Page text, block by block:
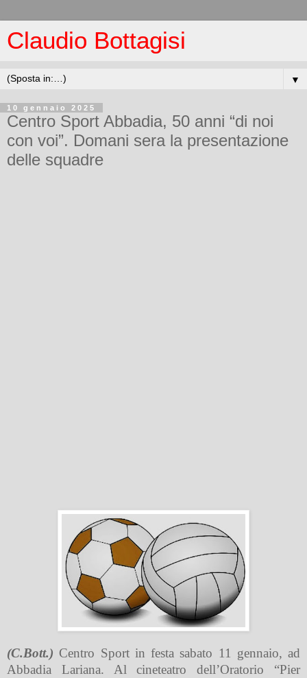
Claudio Bottagisi
▼
10 gennaio 2025
Centro Sport Abbadia, 50 anni “di noi
con voi”. Domani sera la presentazione
delle squadre
(C.Bott.) Centro Sport in festa sabato 11 gennaio, ad
Abbadia Lariana. Al cineteatro dell’Oratorio “Pier